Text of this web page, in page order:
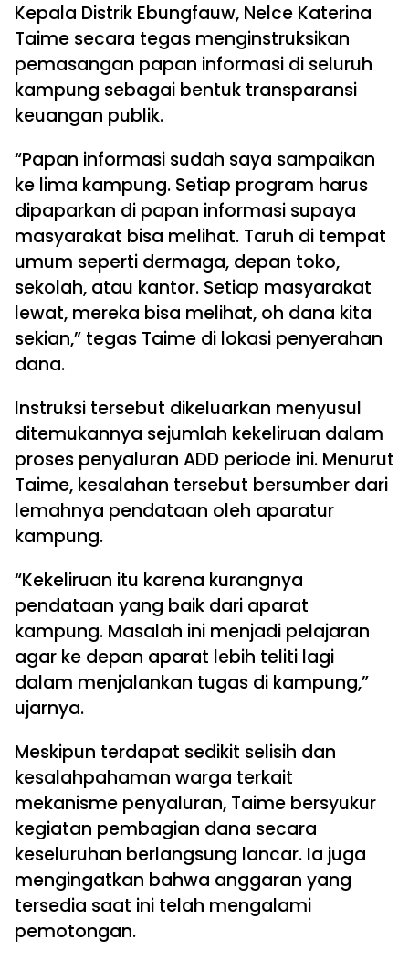
Kepala Distrik Ebungfauw, Nelce Katerina
Taime secara tegas menginstruksikan
pemasangan papan informasi di seluruh
kampung sebagai bentuk transparansi
keuangan publik.
“Papan informasi sudah saya sampaikan
ke lima kampung. Setiap program harus
dipaparkan di papan informasi supaya
masyarakat bisa melihat. Taruh di tempat
umum seperti dermaga, depan toko,
sekolah, atau kantor. Setiap masyarakat
lewat, mereka bisa melihat, oh dana kita
sekian,” tegas Taime di lokasi penyerahan
dana.
Instruksi tersebut dikeluarkan menyusul
ditemukannya sejumlah kekeliruan dalam
proses penyaluran ADD periode ini. Menurut
Taime, kesalahan tersebut bersumber dari
lemahnya pendataan oleh aparatur
kampung.
“Kekeliruan itu karena kurangnya
pendataan yang baik dari aparat
kampung. Masalah ini menjadi pelajaran
agar ke depan aparat lebih teliti lagi
dalam menjalankan tugas di kampung,”
ujarnya.
Meskipun terdapat sedikit selisih dan
kesalahpahaman warga terkait
mekanisme penyaluran, Taime bersyukur
kegiatan pembagian dana secara
keseluruhan berlangsung lancar. Ia juga
mengingatkan bahwa anggaran yang
tersedia saat ini telah mengalami
pemotongan.